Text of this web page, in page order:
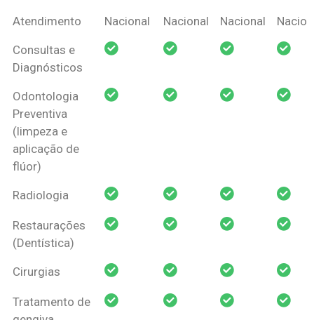
Coberturas
Pessoa Física
Nacional Criança Prótese
Atendimento Nacional Nacional Nacional
Consultas e
Diagnósticos
Odontologia
Preventiva
(limpeza e
aplicação de
flúor)
Radiologia
Restaurações
(Dentística)
Cirurgias
Tratamento de